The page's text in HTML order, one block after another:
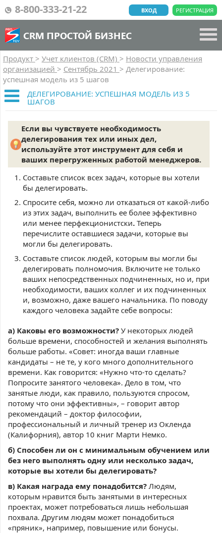
8-800-333-21-22 РЕГИСТРАЦИЯ
ВХОД
CRM ПРОСТОЙ БИЗНЕС
Продукт > Учет клиентов (CRM) > Новости управления
организацией > Сентябрь 2021 > Делегирование:
успешная модель из 5 шагов
ДЕЛЕГИРОВАНИЕ: УСПЕШНАЯ МОДЕЛЬ ИЗ 5
ШАГОВ
Если вы чувствуете необходимость
делегирования тех или иных дел,
используйте этот инструмент для себя и
ваших перегруженных работой менеджеров.
Составьте список всех задач, которые вы хотели
бы делегировать.
Спросите себя, можно ли отказаться от какой-либо
из этих задач, выполнить ее более эффективно
или менее перфекционистски. Теперь
перечислите оставшиеся задачи, которые вы
могли бы делегировать.
Составьте список людей, которым вы могли бы
делегировать полномочия. Включите не только
ваших непосредственных подчиненных, но и, при
необходимости, ваших коллег и их подчиненных
и, возможно, даже вашего начальника. По поводу
каждого человека задайте себе вопросы:
а) Каковы его возможности? У некоторых людей
больше времени, способностей и желания выполнять
больше работы. «Совет: иногда ваши главные
кандидаты – не те, у кого много дополнительного
времени. Как говорится: «Нужно что-то сделать?
Попросите занятого человека». Дело в том, что
занятые люди, как правило, пользуются спросом,
потому что они эффективны», – говорит автор
рекомендаций – доктор философии,
профессиональный и личный тренер из Окленда
(Калифорния), автор 10 книг Марти Немко.
б) Способен ли он с минимальным обучением или
без него выполнять одну или несколько задач,
которые вы хотели бы делегировать?
в) Какая награда ему понадобится? Людям,
которым нравится быть занятыми в интересных
проектах, может потребоваться лишь небольшая
похвала. Другим людям может понадобиться
«пряник», например, повышение или бонусы.